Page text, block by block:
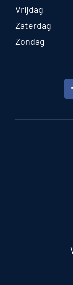
Vrijdag
Zaterdag
Zondag